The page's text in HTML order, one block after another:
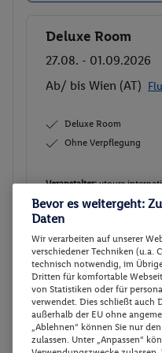
Buchen
Deluxe Room
27.08. - 01.09.2026
Ab/ bis Wien (AT)
Deluxe Room
Ohne Verpflegung
Veranstalter:vtours
Weitere Informationen
Buchen
Deluxe Room
30.08. - 04.09.2026
Ab/ bis München
Bevor es weitergeht:
Daten
Wir verarbeiten auf unserer
verschiedener Techniken (u.a.
technisch notwendig, im
Dritten für komfortable
von Statistiken oder für
verwendet. Dies schließt auch
außerhalb der EU ohne
„Ablehnen“ können Sie nur
zulassen. Unter „Anpassen“